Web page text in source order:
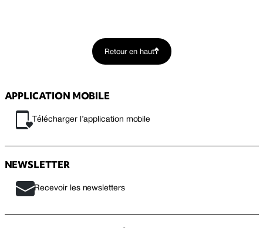
Retour en haut
APPLICATION MOBILE
Télécharger l’application mobile
NEWSLETTER
Recevoir les newsletters